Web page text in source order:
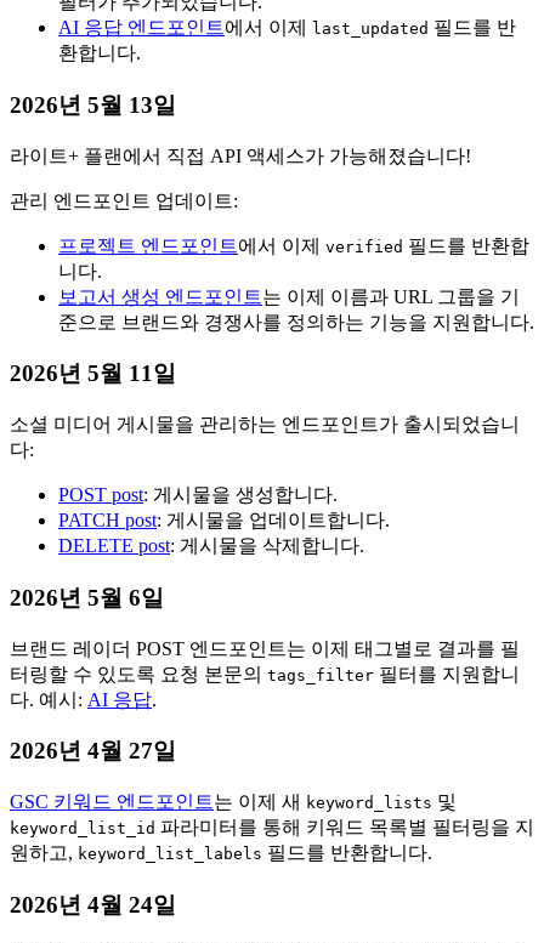
AI 응답 엔드포인트에서 이제 last_updated 필드를 반
환합니다.
2026년 5월 13일
라이트+ 플랜에서 직접 API 액세스가 가능해졌습니다!
관리 엔드포인트 업데이트:
프로젝트 엔드포인트에서 이제 verified 필드를 반환합
니다.
보고서 생성 엔드포인트는 이제 이름과 URL 그룹을 기
준으로 브랜드와 경쟁사를 정의하는 기능을 지원합니다.
2026년 5월 11일
소셜 미디어 게시물을 관리하는 엔드포인트가 출시되었습니
다:
POST post: 게시물을 생성합니다.
PATCH post: 게시물을 업데이트합니다.
DELETE post: 게시물을 삭제합니다.
2026년 5월 6일
브랜드 레이더 POST 엔드포인트는 이제 태그별로 결과를 필
터링할 수 있도록 요청 본문의 tags_filter 필터를 지원합니
다. 예시: AI 응답.
2026년 4월 27일
GSC 키워드 엔드포인트는 이제 새 keyword_lists 및
keyword_list_id 파라미터를 통해 키워드 목록별 필터링을 지
원하고, keyword_list_labels 필드를 반환합니다.
2026년 4월 24일